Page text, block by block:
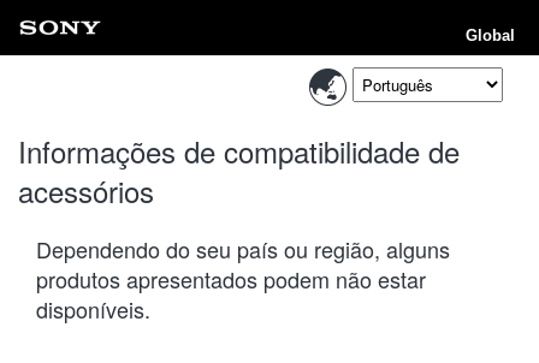
Global
Informações de compatibilidade de
acessórios
Dependendo do seu país ou região, alguns
produtos apresentados podem não estar
disponíveis.